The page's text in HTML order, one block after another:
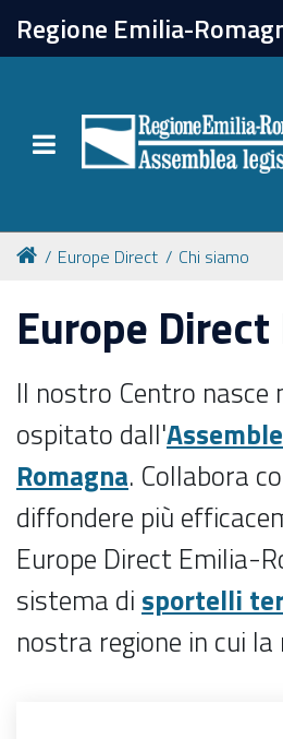
Regione Emilia-
Toggle navigation
chiudi
Attività
Formazione
Eventi
Tutte le notizie
Newsletter
Europe Direct Chi siamo
Europe
Il nostro Centro nasce
ospitato dall'
Romagna. Collabora
diffondere più
Europe Direct Emilia-
sistema di sportelli
nostra regione in cui